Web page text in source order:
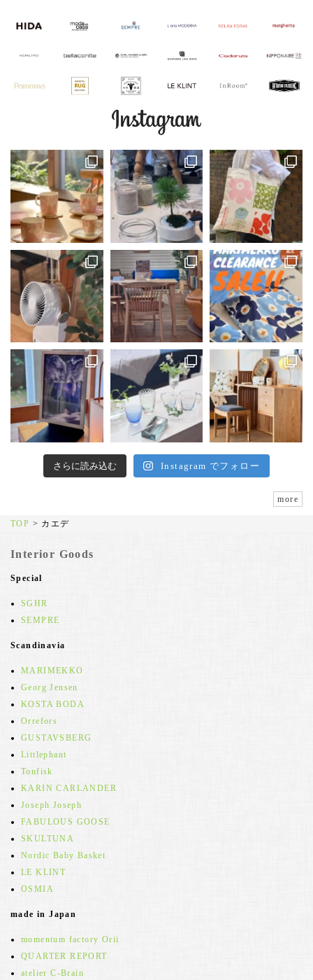
さらに読み込む Instagram でフォロー
more
TOP > カエデ
Interior Goods
Special
SGHR
SEMPRE
Scandinavia
MARIMEKKO
Georg Jensen
KOSTA BODA
Orrefors
GUSTAVSBERG
Littlephant
Tonfisk
KARIN CARLANDER
Joseph Joseph
FABULOUS GOOSE
SKULTUNA
Nordic Baby Basket
LE KLINT
OSMIA
made in Japan
momentum factory Orii
QUARTER REPORT
atelier C-Brain